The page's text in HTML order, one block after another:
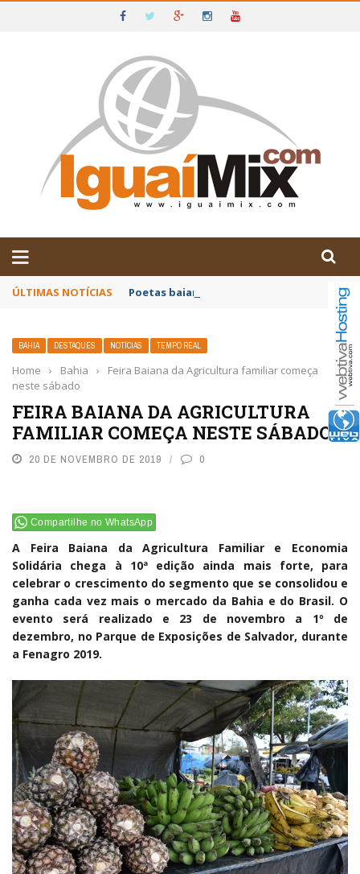
IGUAÍ E SUDOESTE DA BAHIA
ÚLTIMAS NOTÍCIAS Poetas baianos representam o Brasil no
BAHIA DESTAQUES NOTÍCIAS TEMPO REAL
Home › Bahia ›
Feira Baiana da Agricultura familiar começa
neste sábado
FEIRA BAIANA DA AGRICULTURA
FAMILIAR COMEÇA NESTE SÁBADO
20 DE NOVEMBRO DE 2019 0
Compartilhe no WhatsApp
A Feira Baiana da Agricultura Familiar e Economia
Solidária chega à 10ª edição ainda mais forte, para
celebrar o crescimento do segmento que se consolidou e
ganha cada vez mais o mercado da Bahia e do Brasil. O
evento será realizado e 23 de novembro a 1º de
dezembro, no Parque de Exposições de Salvador, durante
a Fenagro 2019.